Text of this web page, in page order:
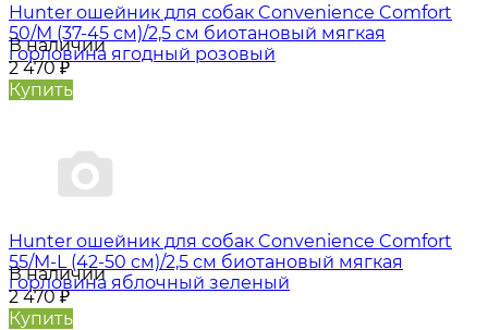
Hunter oшейник для собак Convenience Comfort
50/M (37-45 см)/2,5 см биотановый мягкая
горловина ягодный розовый
В наличии
2 470₽
Купить
Hunter oшейник для собак Convenience Comfort
55/M-L (42-50 см)/2,5 см биотановый мягкая
горловина яблочный зеленый
В наличии
2 470₽
Купить